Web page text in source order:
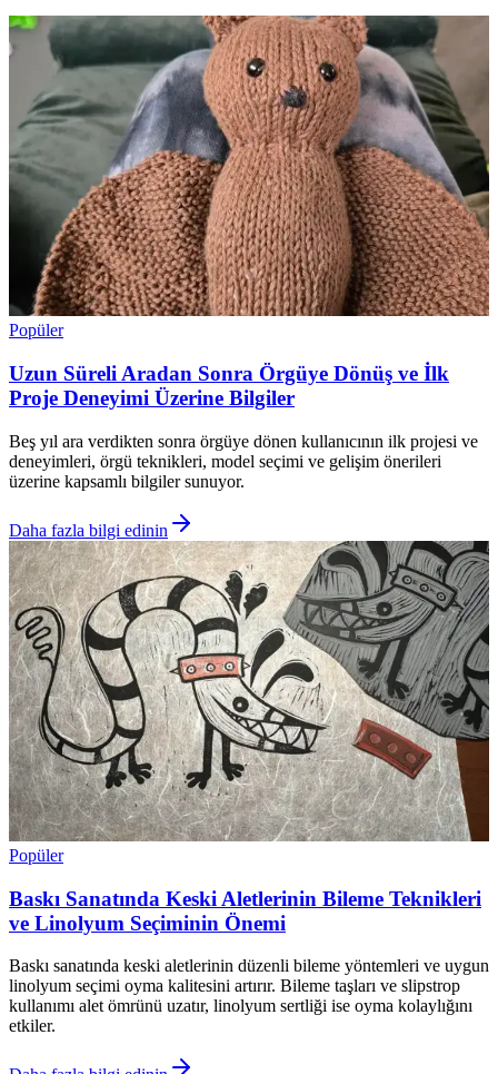
Popüler
Uzun Süreli Aradan Sonra Örgüye Dönüş ve İlk
Proje Deneyimi Üzerine Bilgiler
Beş yıl ara verdikten sonra örgüye dönen kullanıcının ilk projesi ve
deneyimleri, örgü teknikleri, model seçimi ve gelişim önerileri
üzerine kapsamlı bilgiler sunuyor.
Daha fazla bilgi edinin
Popüler
Baskı Sanatında Keski Aletlerinin Bileme Teknikleri
ve Linolyum Seçiminin Önemi
Baskı sanatında keski aletlerinin düzenli bileme yöntemleri ve uygun
linolyum seçimi oyma kalitesini artırır. Bileme taşları ve slipstrop
kullanımı alet ömrünü uzatır, linolyum sertliği ise oyma kolaylığını
etkiler.